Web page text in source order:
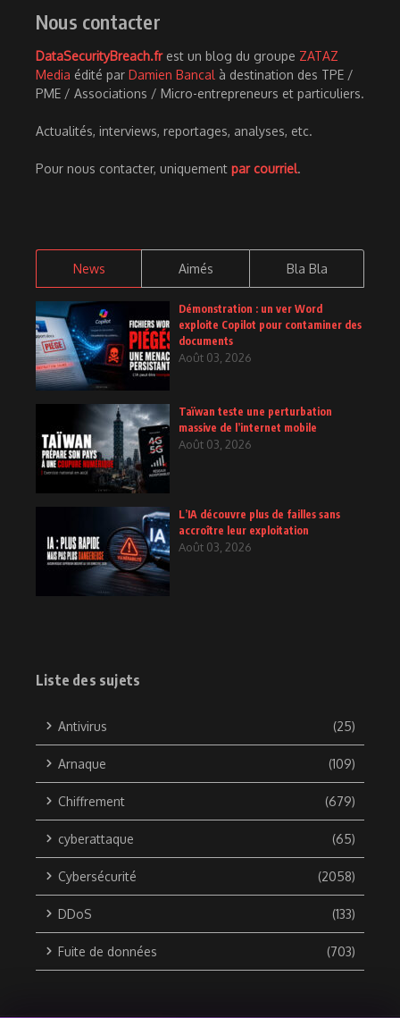
Nous contacter
DataSecurityBreach.frest un blog du groupe ZATAZ
Media édité par Damien Bancal à destination des TPE /
PME / Associations / Micro-entrepreneurs et particuliers.
Actualités, interviews, reportages, analyses, etc.
Pour nous contacter, uniquement par courriel.
News Aimés Bla Bla
Démonstration : un ver Word
exploite Copilot pour contaminer des
documents
Août 03, 2026
Taïwan teste une perturbation
massive de l’internet mobile
Août 03, 2026
L’IA découvre plus de failles sans
accroître leur exploitation
Août 03, 2026
Liste des sujets
Antivirus (25)
Arnaque (109)
Chiffrement (679)
cyberattaque (65)
Cybersécurité (2058)
DDoS (133)
Fuite de données (703)